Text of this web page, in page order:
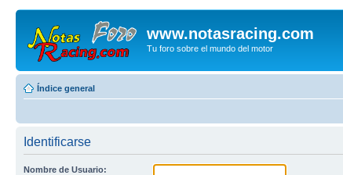
www.notasracing.com
Tu foro sobre el mundo del motor
Índice general
Identificarse
Nombre de Usuario: